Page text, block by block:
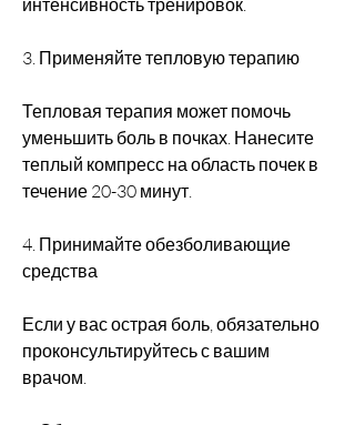
3. Применяйте тепловую терапию
Тепловая терапия может помочь
уменьшить боль в почках. Нанесите
теплый компресс на область почек в
течение 20-30 минут.
4. Принимайте обезболивающие
средства
Если у вас острая боль, обязательно
проконсультируйтесь с вашим
врачом.